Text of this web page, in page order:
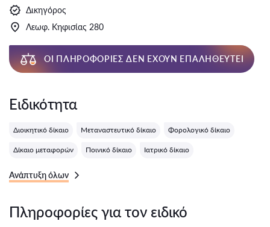
Δικηγόρος
Λεωφ. Κηφισίας 280
ΟΙ ΠΛΗΡΟΦΟΡΊΕΣ ΔΕΝ ΈΧΟΥΝ ΕΠΑΛΗΘΕΥΤΕΊ
Ειδικότητα
Διοικητικό δίκαιο Μεταναστευτικό δίκαιο Φορολογικό δίκαιο
Δίκαιο μεταφορών Ποινικό δίκαιο Ιατρικό δίκαιο
Ανάπτυξη όλων
Πληροφορίες για τον ειδικό